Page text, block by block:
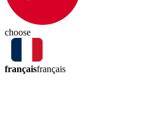
choose
françaisfrançais